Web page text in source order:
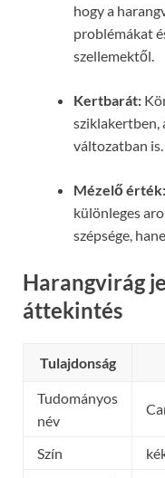
hogy a
problémákat
szellemektől.
Kertbarát:
sziklakertben,
változatban is.
Mézelő érték:
különleges
szépsége,
Harangvirág
áttekintés
Tulajdonság
Tudományos
név
Szín